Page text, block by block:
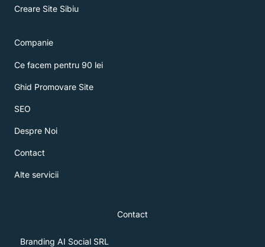
Creare Site Sibiu
Companie
Ce facem pentru 90 lei
Ghid Promovare Site
SEO
Despre Noi
Contact
Alte servicii
Contact
Branding AI Social SRL